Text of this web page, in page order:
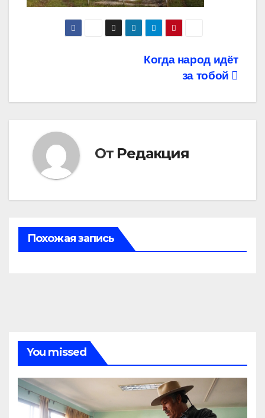
Когда народ идёт
за тобой
От Редакция
Похожая запись
You missed